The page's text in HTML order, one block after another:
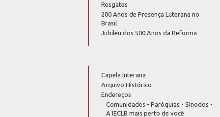
Resgates
200 Anos de Presença Luterana no
Brasil
Jubileu dos 500 Anos da Reforma
Capela luterana
Arquivo Histórico
Endereços
Comunidades - Paróquias - Sínodos -
A IECLB mais perto de você